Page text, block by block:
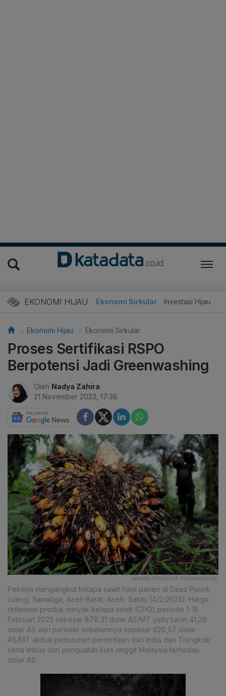
EKONOMI HIJAU
Energi Baru Ekonomi Sirkular Investasi Hijau
Ekonomi Hijau Ekonomi Sirkular
Proses Sertifikasi RSPO
Berpotensi Jadi Greenwashing
Oleh Nadya Zahira
21 November 2023, 17:38
ANTARA FOTO/SYIFA YULINNAS/NYM.
Pekerja mengangkut kelapa sawit hasil panen di Desa Pucok
Lueng, Samatiga, Aceh Barat, Aceh, Sabtu (4/2/2023). Harga
referensi produk minyak kelapa sawit (CPO) periode 1-15
Februari 2023 sebesar 879,31 dolar AS/MT yaitu turun 41,26
dolar AS dari periode sebelumnya sebesar 920,57 dolar
AS/MT akibat penurunan permintaan dari India dan Tiongkok
serta imbas dari penguatan kurs ringgit Malaysia terhadap
dolar AS.